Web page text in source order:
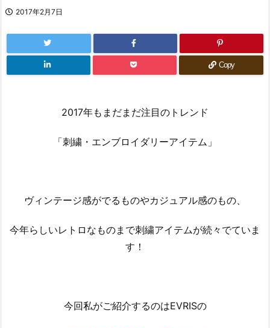
2017年2月7日
Copy
2017年もまだまだ注目のトレンド
「刺繍・エンブロイダリーアイテム」
ヴィンテージ感がでるものやカジュアル感のもの、
今年らしいレトロなものまで刺繍アイテムが続々でていま
す！
今回私がご紹介するのはEVRISの